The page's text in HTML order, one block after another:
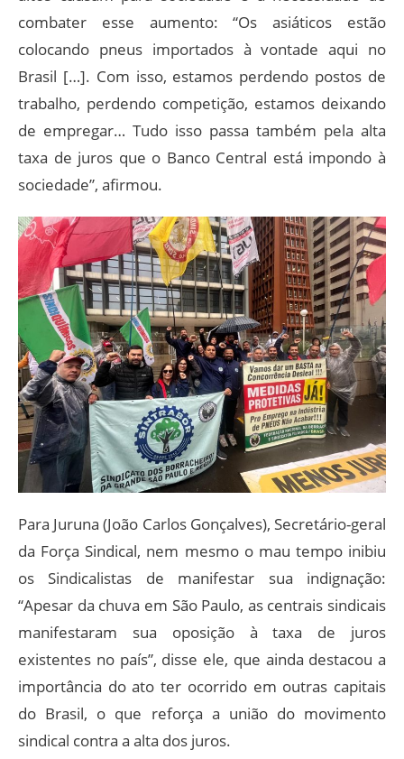
combater esse aumento: “Os asiáticos estão
colocando pneus importados à vontade aqui no
Brasil […]. Com isso, estamos perdendo postos de
trabalho, perdendo competição, estamos deixando
de empregar… Tudo isso passa também pela alta
taxa de juros que o Banco Central está impondo à
sociedade”, afirmou.
Para Juruna (João Carlos Gonçalves), Secretário-geral
da Força Sindical, nem mesmo o mau tempo inibiu
os Sindicalistas de manifestar sua indignação:
“Apesar da chuva em São Paulo, as centrais sindicais
manifestaram sua oposição à taxa de juros
existentes no país”, disse ele, que ainda destacou a
importância do ato ter ocorrido em outras capitais
do Brasil, o que reforça a união do movimento
sindical contra a alta dos juros.